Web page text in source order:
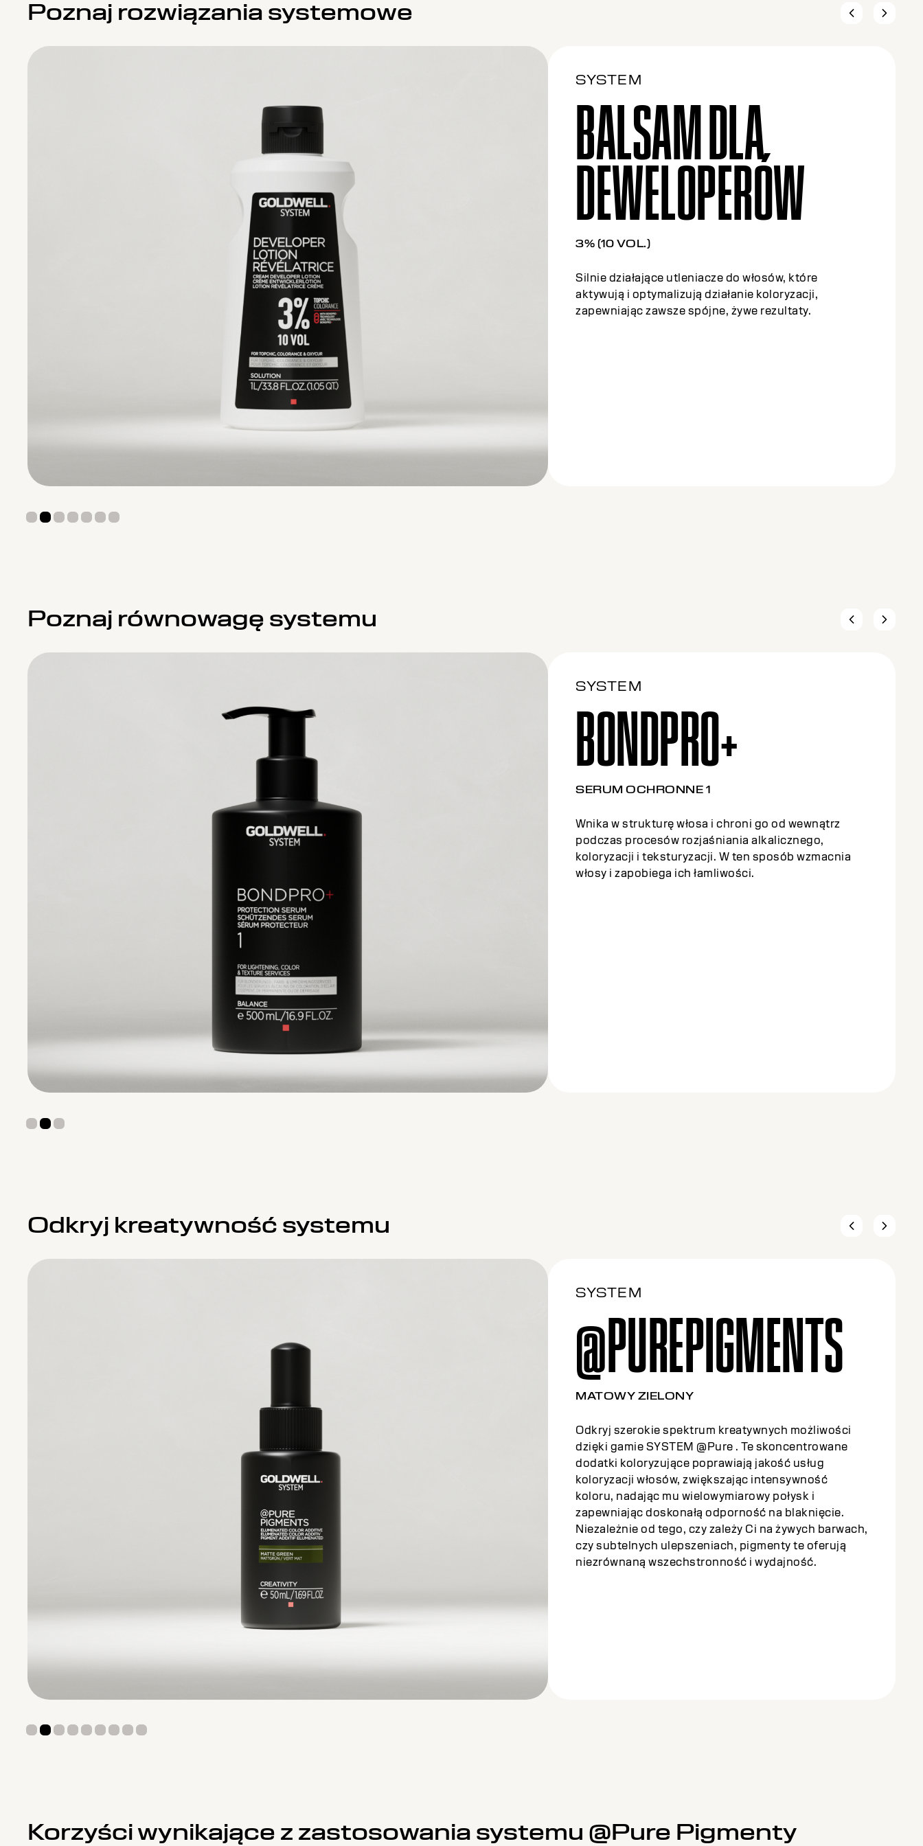
Poznaj rozwiązania systemowe
SYSTEM
BALSAM DLA
DEWELOPERÓW
6% (20 VOL.)
Silnie działające utleniacze do włosów, które
aktywują i optymalizują działanie koloryzacji,
zapewniając zawsze spójne, żywe rezultaty.
Poznaj równowagę systemu
SYSTEM
BONDPRO+
ODŻYWIAJĄCY ŚRODEK WZMOCNIENIA 2
Bogaty, intensywny zabieg, który wzmacnia wiązania
wewnątrz włosów. Każde włókno włosów jest
wzmocnione i głęboko odżywione.
Odkryj kreatywność systemu
SYSTEM
@PUREPIGMENTS
PEARL BLUE
Odkryj szerokie spektrum kreatywnych możliwości
dzięki gamie SYSTEM @Pure . Te skoncentrowane
dodatki koloryzujące poprawiają jakość usług
koloryzacji włosów, zwiększając intensywność
koloru, nadając mu wielowymiarowy połysk i
zapewniając doskonałą odporność na blaknięcie.
Niezależnie od tego, czy zależy Ci na żywych barwach,
czy subtelnych ulepszeniach, pigmenty te oferują
niezrównaną wszechstronność i wydajność.
Korzyści wynikające z zastosowania systemu @Pure Pigmenty